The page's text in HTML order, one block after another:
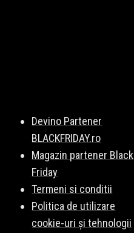
Devino Partener
BLACKFRIDAY.ro
Magazin partener Black
Friday
Termeni si conditii
Politica de utilizare
cookie-uri și tehnologii